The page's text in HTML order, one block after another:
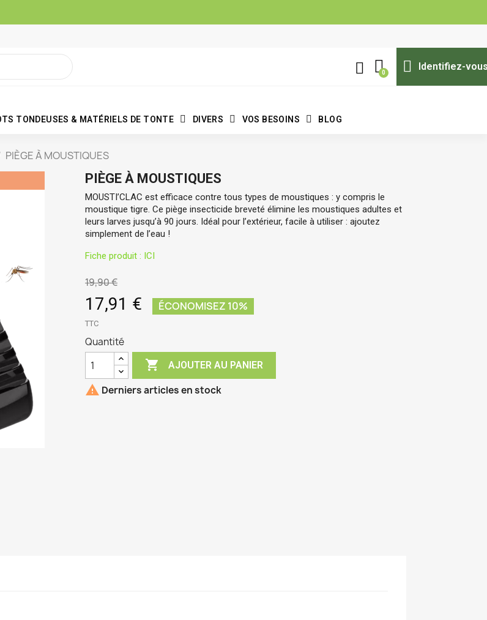
Identifiez-
TONDEUSES & MATÉRIELS DE TONTE DIVERS VOS BESOINS BLOG
PIÈGE À MOUSTIQUES
PIÈGE À MOUSTIQUES
MOUSTI’CLAC est efficace contre tous types de moustiques : y compris le
moustique tigre. Ce piège insecticide breveté élimine les moustiques adultes et
leurs larves jusqu’à 90 jours. Idéal pour l’extérieur, facile à utiliser : ajoutez
simplement de l’eau !
Fiche produit : ICI
19,90 €
17,91 € ÉCONOMISEZ 10%
TTC
Quantité
 AJOUTER AU PANIER
 Derniers articles en stock